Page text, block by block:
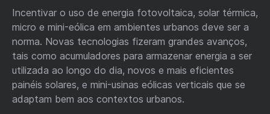
Incentivar o uso de energia fotovoltaica, solar térmica,
micro e mini-eólica em ambientes urbanos deve ser a
norma. Novas tecnologias fizeram grandes avanços,
tais como acumuladores para armazenar energia a ser
utilizada ao longo do dia, novos e mais eficientes
painéis solares, e mini-usinas eólicas verticais que se
adaptam bem aos contextos urbanos.